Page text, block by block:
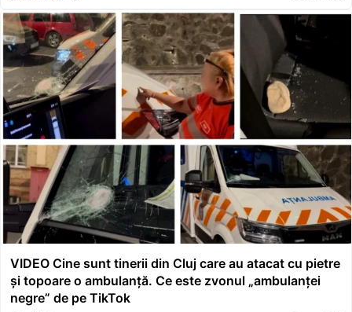
VIDEO Cine sunt tinerii din Cluj care au atacat cu pietre
și topoare o ambulanță. Ce este zvonul „ambulanței
negre” de pe TikTok